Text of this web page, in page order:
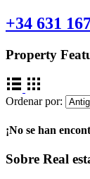
+34 631
Property
Ordenar por:
¡No se han
Sobre Real